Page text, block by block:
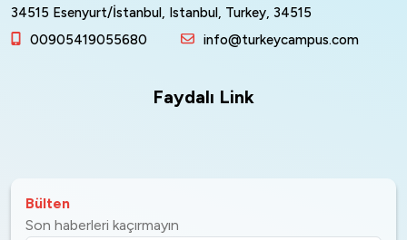
34515 Esenyurt/İstanbul, Istanbul, Turkey, 34515
00905419055680
info@turkeycampus.com
Faydalı Link
Bülten
Son haberleri kaçırmayın